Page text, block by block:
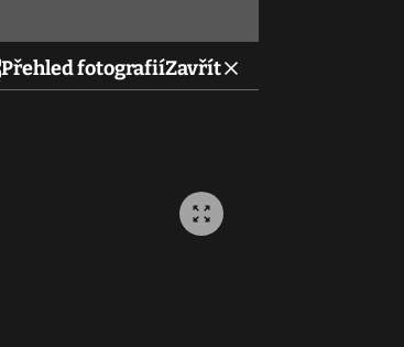
Přehled fotografiíZavřít